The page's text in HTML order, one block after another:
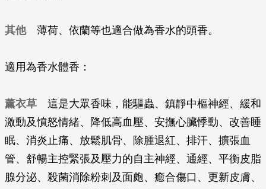
其他薄荷、依蘭等也適合做為香水的頭香。
適用為香水體香：
薰衣草 這是大眾香味，能驅蟲、鎮靜中樞神經、緩和
激動及憤怒情緒、降低高血壓、安撫心臟悸動、改善睡
眠、消炎止痛、放鬆肌骨、除腫退紅、排汗、擴張血
管、舒暢主控緊張及壓力的自主神經、通經、平衡皮脂
腺分泌、殺菌消除粉刺及面皰、癒合傷口、更新皮膚、